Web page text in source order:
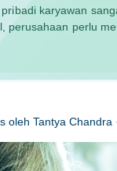
karyawan
perusahaan perlu
oleh Tantya Chandra ·